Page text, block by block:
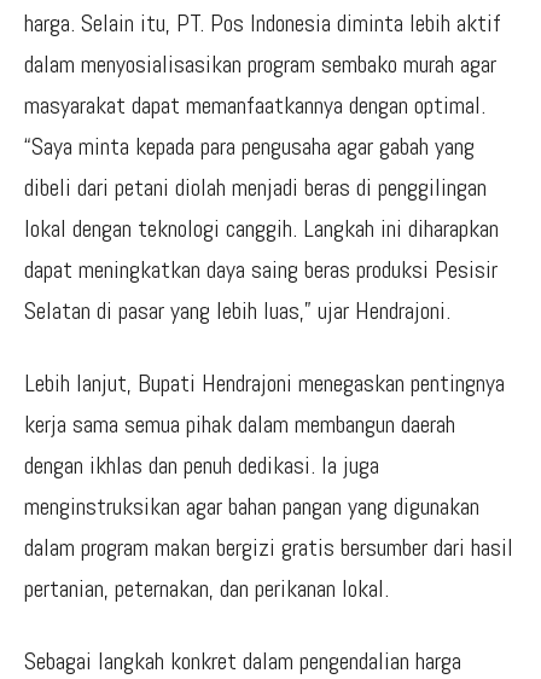
harga. Selain itu, PT. Pos Indonesia diminta lebih aktif
dalam menyosialisasikan program sembako murah agar
masyarakat dapat memanfaatkannya dengan optimal.
“Saya minta kepada para pengusaha agar gabah yang
dibeli dari petani diolah menjadi beras di penggilingan
lokal dengan teknologi canggih. Langkah ini diharapkan
dapat meningkatkan daya saing beras produksi Pesisir
Selatan di pasar yang lebih luas,” ujar Hendrajoni.
Lebih lanjut, Bupati Hendrajoni menegaskan pentingnya
kerja sama semua pihak dalam membangun daerah
dengan ikhlas dan penuh dedikasi. Ia juga
menginstruksikan agar bahan pangan yang digunakan
dalam program makan bergizi gratis bersumber dari hasil
pertanian, peternakan, dan perikanan lokal.
Sebagai langkah konkret dalam pengendalian harga